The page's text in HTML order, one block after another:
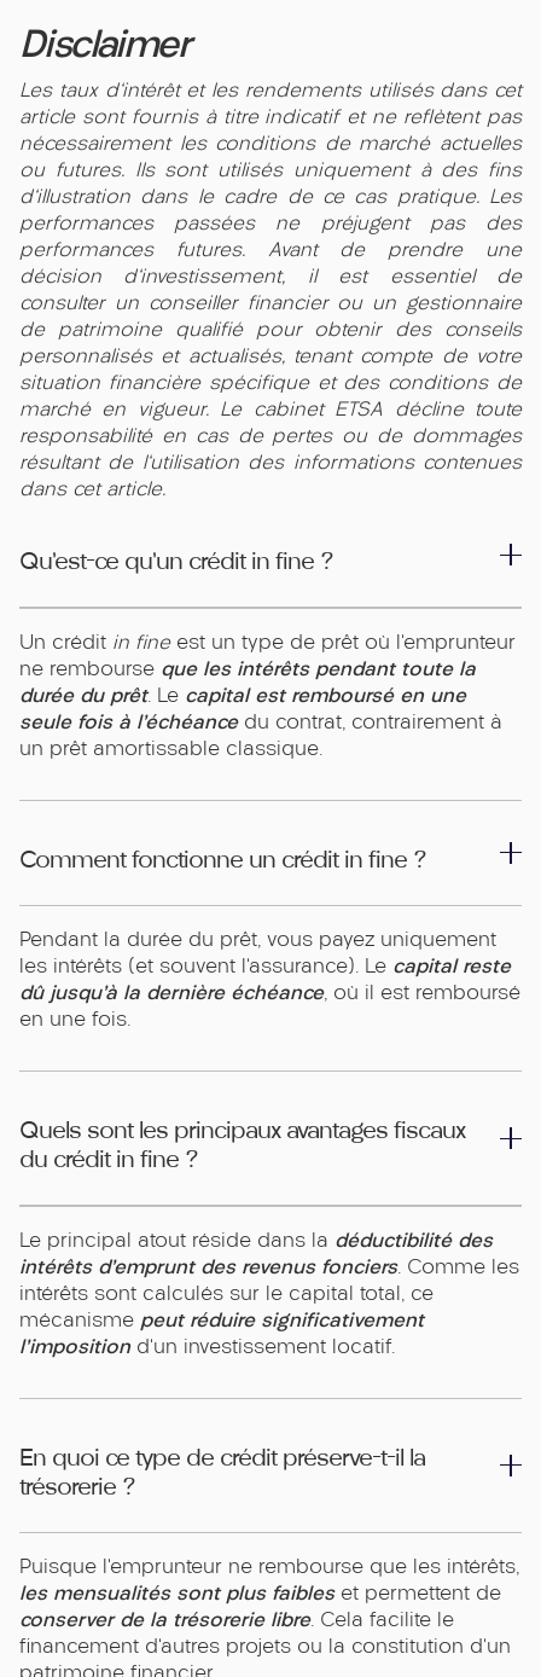
Disclaimer
Les taux d'intérêt et les rendements utilisés dans cet
article sont fournis à titre indicatif et ne reflètent pas
nécessairement les conditions de marché actuelles
ou futures. Ils sont utilisés uniquement à des fins
d'illustration dans le cadre de ce cas pratique. Les
performances passées ne préjugent pas des
performances futures. Avant de prendre une
décision d'investissement, il est essentiel de
consulter un conseiller financier ou un gestionnaire
de patrimoine qualifié pour obtenir des conseils
personnalisés et actualisés, tenant compte de votre
situation financière spécifique et des conditions de
marché en vigueur. Le cabinet ETSA décline toute
responsabilité en cas de pertes ou de dommages
résultant de l'utilisation des informations contenues
dans cet article.
Qu’est-ce qu’un crédit in fine ?
Un crédit in fineest un type de prêt où l’emprunteur
ne rembourse que les intérêts pendant toute la
durée du prêt. Le capital est remboursé en une
seule fois à l’échéancedu contrat, contrairement à
un prêt amortissable classique.
Comment fonctionne un crédit in fine ?
Pendant la durée du prêt, vous payez uniquement
les intérêts (et souvent l’assurance). Le capital reste
dû jusqu’à la dernière échéance, où il est remboursé
en une fois.
Quels sont les principaux avantages fiscaux
du crédit in fine ?
Le principal atout réside dans la déductibilité des
intérêts d’emprunt des revenus fonciers. Comme les
intérêts sont calculés sur le capital total, ce
mécanisme peut réduire significativement
l’impositiond’un investissement locatif.
En quoi ce type de crédit préserve-t-il la
trésorerie ?
Puisque l’emprunteur ne rembourse que les intérêts,
les mensualités sont plus faibleset permettent de
conserver de la trésorerie libre. Cela facilite le
financement d’autres projets ou la constitution d’un